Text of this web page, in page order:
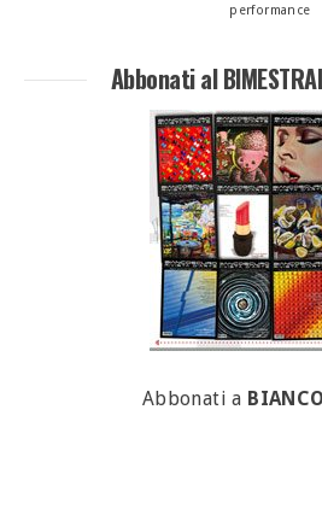
performance
Abbonati al
Abbonati a